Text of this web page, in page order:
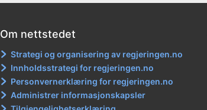
Om nettstedet
Strategi og organisering av regjeringen.no
Innholdsstrategi for regjeringen.no
Personvernerklæring for regjeringen.no
Administrer informasjonskapsler